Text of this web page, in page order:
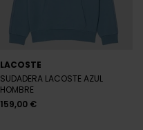
LACOSTE
SUDADERA LACOSTE AZUL
HOMBRE
159,00 €